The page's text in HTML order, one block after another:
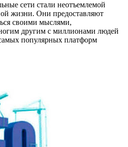
сети стали неотъемлемой
жизни. Они предоставляют
своими мыслями,
другим с миллионами людей
популярных платформ